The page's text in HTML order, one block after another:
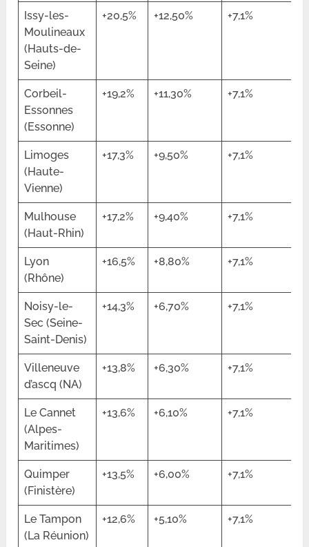
Issy-les-
Moulineaux
(Hauts-de-
Seine)
+20,5% +12,50% +7,1%
Corbeil-
Essonnes
(Essonne)
+19,2% +11,30% +7,1%
Limoges
(Haute-
Vienne)
+17,3% +9,50% +7,1%
Mulhouse
(Haut-Rhin)
+17,2% +9,40% +7,1%
Lyon
(Rhône)
+16,5% +8,80% +7,1%
Noisy-le-
Sec (Seine-
Saint-Denis)
+14,3% +6,70% +7,1%
Villeneuve
d’ascq (NA)
+13,8% +6,30% +7,1%
Le Cannet
(Alpes-
Maritimes)
+13,6% +6,10% +7,1%
Quimper
(Finistère)
+13,5% +6,00% +7,1%
Le Tampon
(La Réunion)
+12,6% +5,10% +7,1%